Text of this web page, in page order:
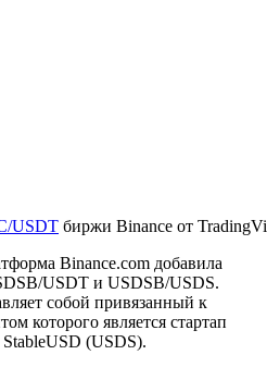
USDT биржи Binance от
Binance.com добавила
USDT и USDSB/USDS.
собой привязанный к
которого является стартап
(USDS).